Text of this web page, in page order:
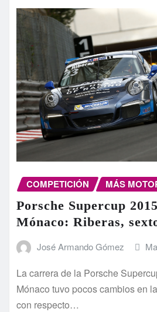
COMPETICIÓN MÁS
Porsche Supercup
Mónaco: Riberas,
José Armando Gómez
La carrera de la Porsche
Mónaco tuvo pocos cambios en
con respecto…